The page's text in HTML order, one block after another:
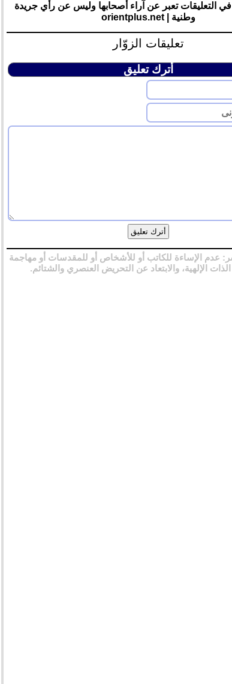
في التعليقات تعبر عن آراء أصحابها وليس عن رأي جريدة
وطنية | orientplus.net
تعليقات الزوّار
أترك تعليق
عدم الإساءة للكاتب أو للأشخاص أو للمقدسات أو مهاجمة
الذات الإلهية، والابتعاد عن التحريض العنصري والشتائم.